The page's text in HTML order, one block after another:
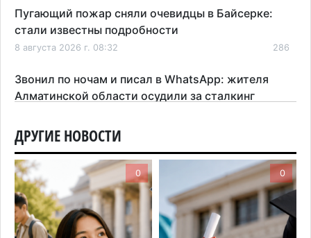
Пугающий пожар сняли очевидцы в Байсерке:
стали известны подробности
8 августа 2026 г. 08:32 286
Звонил по ночам и писал в WhatsApp: жителя
Алматинской области осудили за сталкинг
На фоне строительного бума в Алматинской
области приостановили лицензии 149 компаний
7 августа 2026 г. 16:57 169
Казахстанские абитуриенты узнали, кто получил
образовательные гранты
ДРУГИЕ НОВОСТИ
0 0